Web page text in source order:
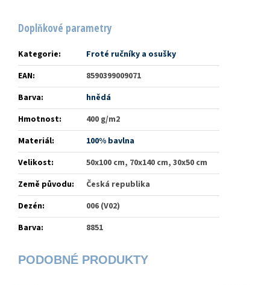
Doplňkové parametry
Kategorie:
Froté ručníky a osušky
EAN:
8590399009071
Barva:
hnědá
Hmotnost:
400 g/m2
Materiál:
100% bavlna
Velikost:
50x100 cm, 70x140 cm, 30x50 cm
Země původu:
Česká republika
Dezén:
006 (V02)
Barva: 8851